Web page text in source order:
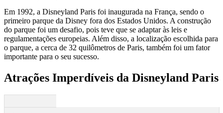
Em 1992, a Disneyland Paris foi inaugurada na França, sendo o
primeiro parque da Disney fora dos Estados Unidos. A construção
do parque foi um desafio, pois teve que se adaptar às leis e
regulamentações europeias. Além disso, a localização escolhida para
o parque, a cerca de 32 quilômetros de Paris, também foi um fator
importante para o seu sucesso.
Atrações Imperdíveis da Disneyland Paris